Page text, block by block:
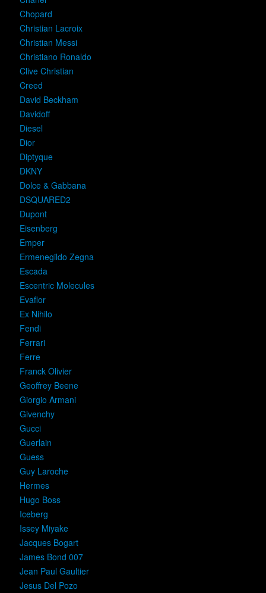
Chopard
Christian Lacroix
Christian Messi
Christiano Ronaldo
Clive Christian
Creed
David Beckham
Davidoff
Diesel
Dior
Diptyque
DKNY
Dolce & Gabbana
DSQUARED2
Dupont
Eisenberg
Emper
Ermenegildo Zegna
Escada
Escentric Molecules
Evaflor
Ex Nihilo
Fendi
Ferrari
Ferre
Franck Olivier
Geoffrey Beene
Giorgio Armani
Givenchy
Gucci
Guerlain
Guess
Guy Laroche
Hermes
Hugo Boss
Iceberg
Issey Miyake
Jacques Bogart
James Bond 007
Jean Paul Gaultier
Jesus Del Pozo